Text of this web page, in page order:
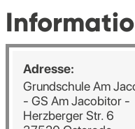
Adresse:
Grundschule Am
- GS Am Jacobitor -
Herzberger Str. 6